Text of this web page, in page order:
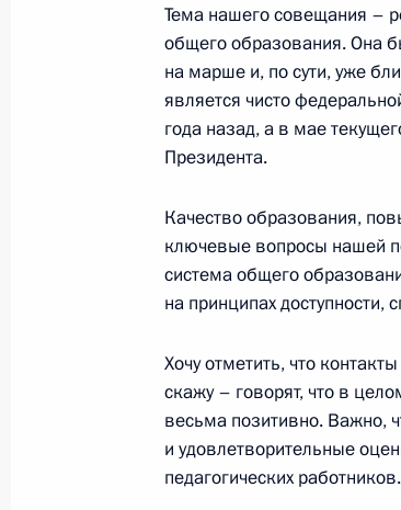
26 августа 2015 года, 19:40
Заседание президиума
государственной
Совещание с членами
Совещание с членами
25 марта 2015 года, 17:00
Тема нашего совещания –
общего образования. Она
на марше и, по сути, уже
является чисто
года назад, а в мае
Президента.
Качество образования,
ключевые вопросы нашей
система общего
на принципах
Хочу отметить, что
скажу – говорят, что в
весьма позитивно. Важно,
и удовлетворительные
педагогических работников.